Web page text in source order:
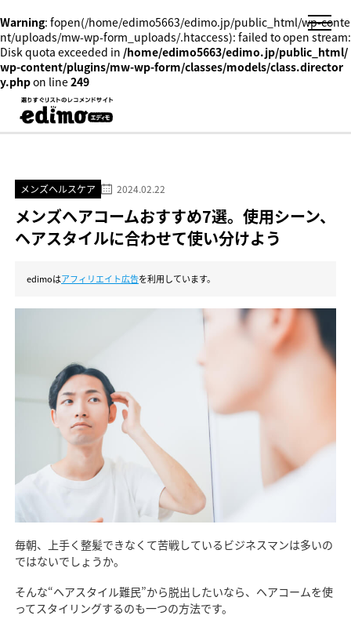
Warning: fopen(/home/edimo5663/edimo.jp/public_html/wp-conte
nt/uploads/mw-wp-form_uploads/.htaccess): failed to open stream:
Disk quota exceeded in /home/edimo5663/edimo.jp/public_html/
wp-content/plugins/mw-wp-form/classes/models/class.director
y.phpon line249
メンズヘルスケア 2024.02.22
メンズヘアコームおすすめ7選。使用シーン、
ヘアスタイルに合わせて使い分けよう
edimoはアフィリエイト広告を利用しています。
毎朝、上手く整髪できなくて苦戦しているビジネスマンは多いの
ではないでしょうか。
そんな“ヘアスタイル難民”から脱出したいなら、ヘアコームを使
ってスタイリングするのも一つの方法です。